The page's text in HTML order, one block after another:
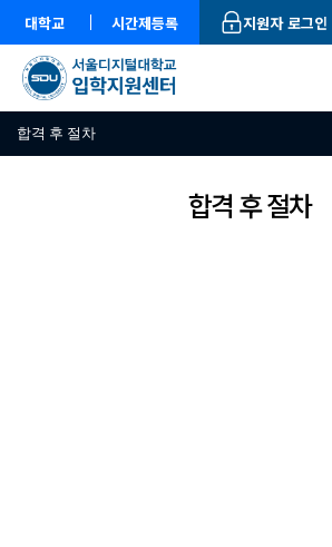
대학교 시간제등록 지원자 로그인
합격 후 절차
합격 후 절차